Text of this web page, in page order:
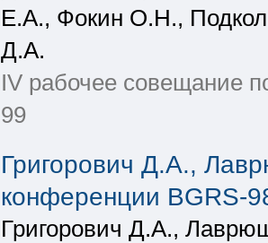
Е.А., Фокин О.Н.,
Д.А.
IV рабочее совещание
99
Григорович Д.А.,
конференции BGRS-
Григорович Д.А.,